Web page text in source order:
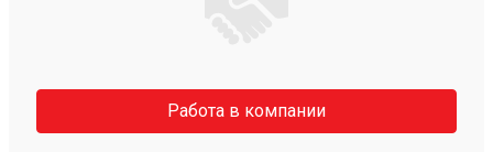
Работа в компании